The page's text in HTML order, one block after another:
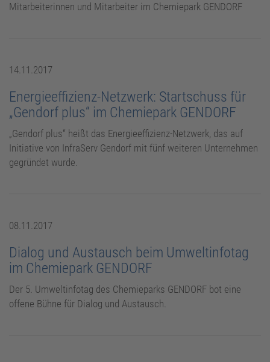
Mitarbeiterinnen und Mitarbeiter im Chemiepark GENDORF
14.11.2017
Energieeffizienz-Netzwerk: Startschuss für
„Gendorf plus“ im Chemiepark GENDORF
„Gendorf plus“ heißt das Energieeffizienz-Netzwerk, das auf
Initiative von InfraServ Gendorf mit fünf weiteren Unternehmen
gegründet wurde.
08.11.2017
Dialog und Austausch beim Umweltinfotag
im Chemiepark GENDORF
Der 5. Umweltinfotag des Chemieparks GENDORF bot eine
offene Bühne für Dialog und Austausch.